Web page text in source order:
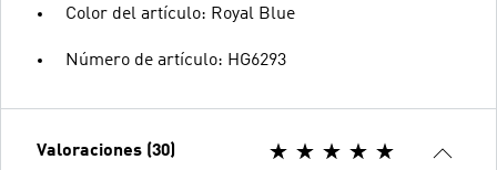
Color del artículo: Royal Blue
Número de artículo: HG6293
Valoraciones (30)